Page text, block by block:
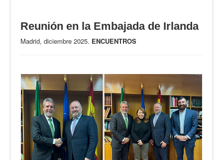
Reunión en la Embajada de Irlanda
Madrid, diciembre 2025. ENCUENTROS